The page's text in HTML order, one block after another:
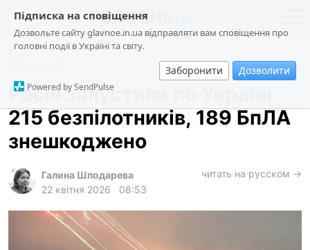
Підписка на сповіщення
Дозвольте сайту glavnoe.in.ua відправляти вам сповіщення про
головні події в Україні та світу.
Заборонити Дозволити
Powered by SendPulse
новини
про проєкт
суспільство
події
Суспільство
Росія запустила по Україні
215 безпілотників, 189 БпЛА
знешкоджено
Галина Шподарева
22 квітня 2026
08:53
читать на русском →